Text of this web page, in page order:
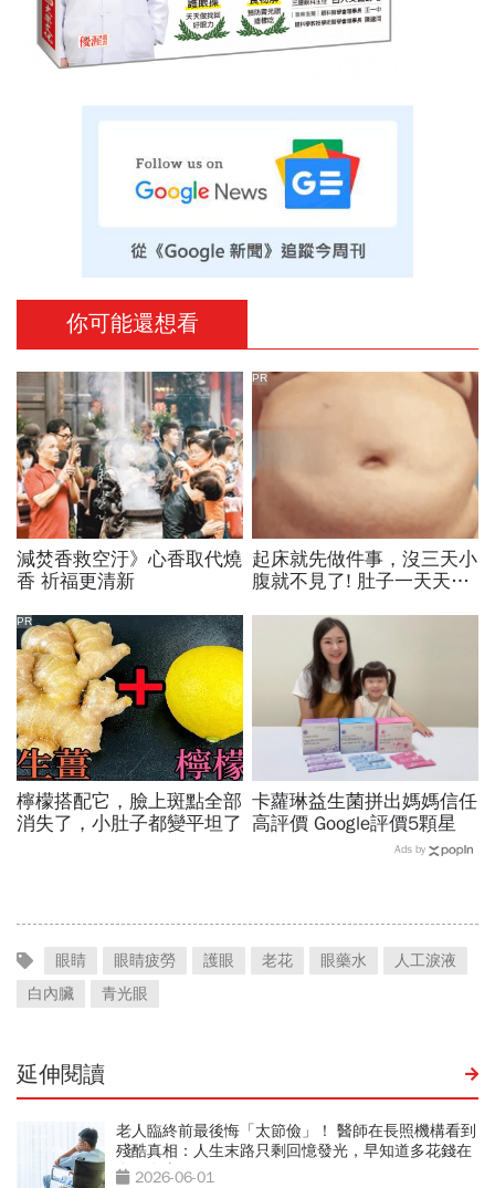
你可能還想看
減焚香救空汙》心香取代燒
香 祈福更清新
起床就先做件事，沒三天小
腹就不見了! 肚子一天天變
PR
檸檬搭配它，臉上斑點全部
消失了，小肚子都變平坦了
PR
卡蘿琳益生菌拼出媽媽信任
高評價 Google評價5顆星
Ads by
眼睛 眼睛疲勞 護眼 老花 眼藥水
人工淚液
白內臟
青光眼
延伸閱讀
老人臨終前最後悔「太節儉」！ 醫師在長照機構看到
殘酷真相：人生末路只剩回憶發光，早知道多花錢在
自己身上
2026-06-01